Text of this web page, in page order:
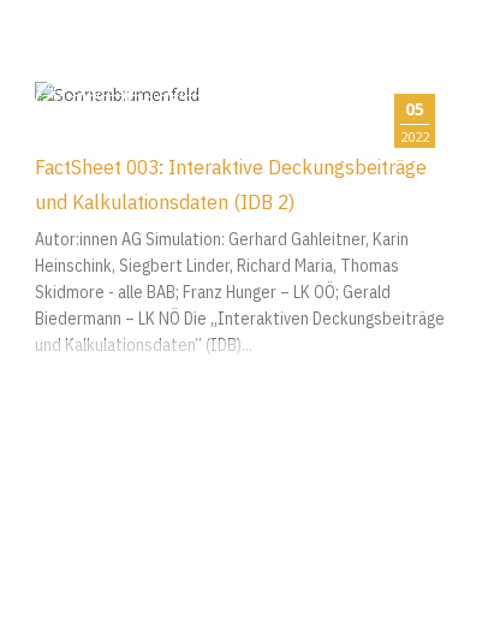
05
2022
FactSheet 003: Interaktive Deckungsbeiträge
und Kalkulationsdaten (IDB 2)
Autor:innen AG Simulation: Gerhard Gahleitner, Karin
Heinschink, Siegbert Linder, Richard Maria, Thomas
Skidmore - alle BAB; Franz Hunger – LK OÖ; Gerald
Biedermann – LK NÖ Die „Interaktiven Deckungsbeiträge
und Kalkulationsdaten“ (IDB)...